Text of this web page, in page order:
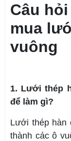
Câu
mua
vuông
1. Lưới thép
để làm gì?
Lưới thép hàn
thành các ô